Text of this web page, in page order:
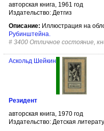
авторская книга, 1961 год
Издательство: Детгиз
Описание: Иллюстрация на
Рубинштейна.
# 3400 Отличное состояние,
Аскольд Шейкин
Резидент
авторская книга, 1970 год
Издательство: Детская